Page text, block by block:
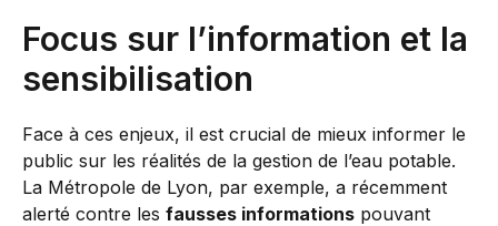
Focus sur l’information et la
sensibilisation
Face à ces enjeux, il est crucial de mieux informer le
public sur les réalités de la gestion de l’eau potable.
La Métropole de Lyon, par exemple, a récemment
alerté contre les fausses informations pouvant